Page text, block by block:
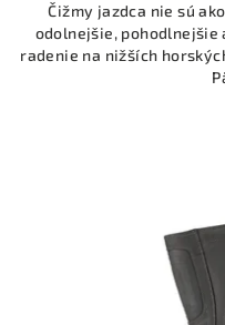
Čižmy jazdca nie sú
odolnejšie, pohodlnejšie
radenie na nižších